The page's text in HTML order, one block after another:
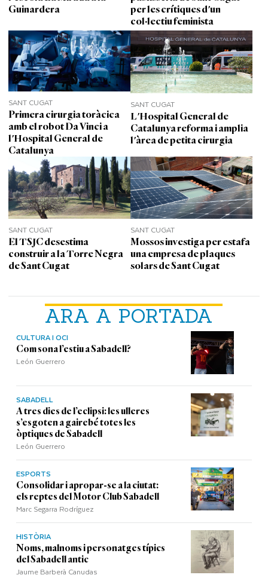
ARA A PORTADA
CULTURA I OCI
Com sona l’estiu a Sabadell?
León Guerrero
SABADELL
A tres dies de l’eclipsi: les ulleres
s’esgoten a gairebé totes les
òptiques de Sabadell
León Guerrero
ESPORTS
Consolidar i apropar-se a la ciutat:
els reptes del Motor Club Sabadell
Marc Segarra Rodríguez
HISTÒRIA
Noms, malnoms i personatges típics
del Sabadell antic
Jaume Barberà Canudas
Guinardera
per les crítiques d'un
col·lectiu feminista
SANT CUGAT
Primera cirurgia toràcica
amb el robot Da Vinci a
l'Hospital General de
Catalunya
SANT CUGAT
L'Hospital General de
Catalunya reforma i amplia
l'àrea de petita cirurgia
SANT CUGAT
El TSJC desestima
construir a la Torre Negra
de Sant Cugat
SANT CUGAT
Mossos investiga per estafa
una empresa de plaques
solars de Sant Cugat